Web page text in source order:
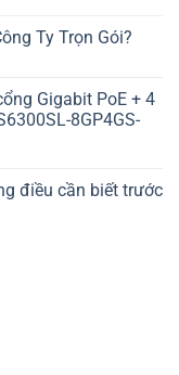
Ty Trọn Gói?
Gigabit PoE + 4
8GP4GS-
điều cần biết trước